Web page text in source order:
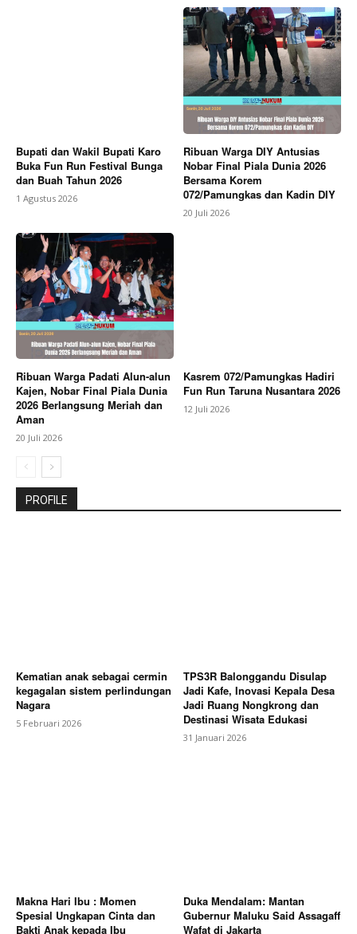
Bupati dan Wakil Bupati Karo
Buka Fun Run Festival Bunga
dan Buah Tahun 2026
1 Agustus 2026
Ribuan Warga DIY Antusias
Nobar Final Piala Dunia 2026
Bersama Korem
072/Pamungkas dan Kadin DIY
20 Juli 2026
Ribuan Warga Padati Alun-alun
Kajen, Nobar Final Piala Dunia
2026 Berlangsung Meriah dan
Aman
20 Juli 2026
Kasrem 072/Pamungkas Hadiri
Fun Run Taruna Nusantara 2026
12 Juli 2026
PROFILE
Kematian anak sebagai cermin
kegagalan sistem perlindungan
Nagara
5 Februari 2026
TPS3R Balonggandu Disulap
Jadi Kafe, Inovasi Kepala Desa
Jadi Ruang Nongkrong dan
Destinasi Wisata Edukasi
31 Januari 2026
Makna Hari Ibu : Momen
Spesial Ungkapan Cinta dan
Bakti Anak kepada Ibu
Duka Mendalam: Mantan
Gubernur Maluku Said Assagaff
Wafat di Jakarta